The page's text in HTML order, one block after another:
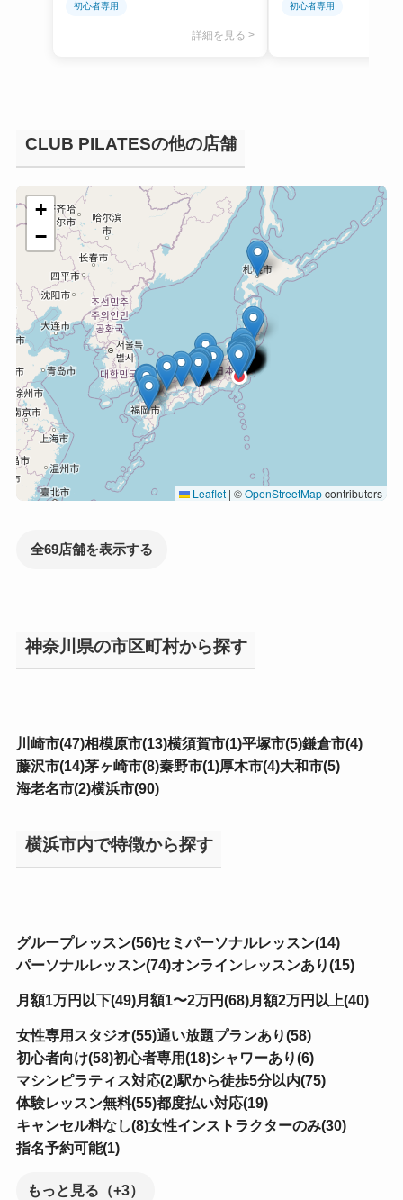
初心者専用
詳細を見る >
初心者専用
CLUB PILATESの他の店舗
+
−
Leaflet | ©OpenStreetMapcontributors
全69店舗を表示する
神奈川県の市区町村から探す
川崎市(47)相模原市(13)横須賀市(1)平塚市(5)鎌倉市(4)
藤沢市(14)茅ヶ崎市(8)秦野市(1)厚木市(4)大和市(5)
海老名市(2)横浜市(90)
横浜市内で特徴から探す
グループレッスン(56)セミパーソナルレッスン(14)
パーソナルレッスン(74)オンラインレッスンあり(15)
月額1万円以下(49)月額1〜2万円(68)月額2万円以上(40)
女性専用スタジオ(55)通い放題プランあり(58)
初心者向け(58)初心者専用(18)シャワーあり(6)
マシンピラティス対応(2)駅から徒歩5分以内(75)
体験レッスン無料(55)都度払い対応(19)
キャンセル料なし(8)女性インストラクターのみ(30)
指名予約可能(1)
もっと見る（+3）